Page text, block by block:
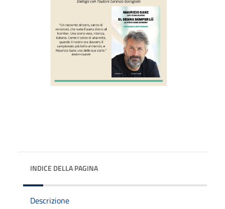
INDICE DELLA PAGINA
Descrizione